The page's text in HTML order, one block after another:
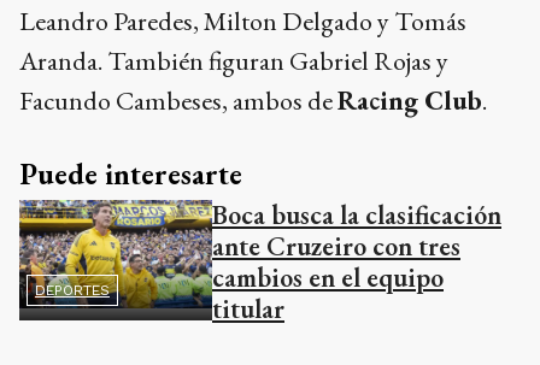
Leandro Paredes, Milton Delgado y Tomás
Aranda. También figuran Gabriel Rojas y
Facundo Cambeses, ambos deRacing Club.
Puede interesarte
DEPORTES
Boca busca la clasificación
ante Cruzeiro con tres
cambios en el equipo
titular